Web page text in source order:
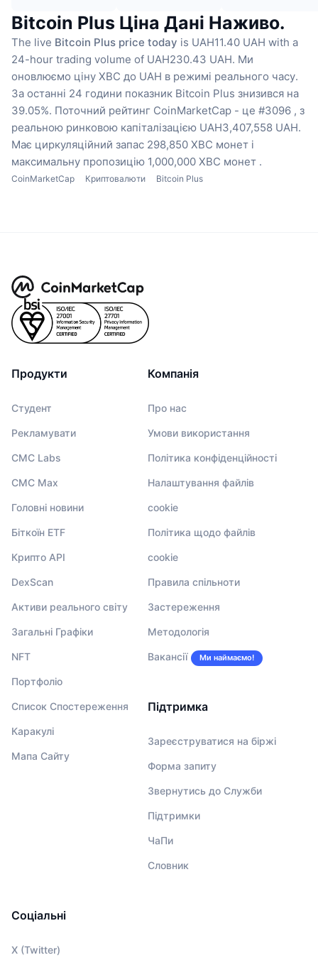
Bitcoin Plus Ціна Дані Наживо.
The live Bitcoin Plus price today is UAH11.40 UAH with a
24-hour trading volume of UAH230.43 UAH. Ми
оновлюємо ціну XBC до UAH в режимі реального часу.
За останні 24 години показник Bitcoin Plus знизився на
39.05%. Поточний рейтинг CoinMarketCap - це #3096 , з
реальною ринковою капіталізацією UAH3,407,558 UAH.
Має циркуляційний запас 298,850 XBC монет і
максимальну пропозицію 1,000,000 XBC монет .
CoinMarketCap Криптовалюти Bitcoin Plus
Продукти
Студент
Рекламувати
CMC Labs
CMC Max
Головні новини
Біткоїн ETF
Крипто API
DexScan
Активи реального світу
Загальні Графіки
NFT
Портфоліо
Список Спостереження
Каракулі
Мапа Сайту
Компанія
Про нас
Умови використання
Політика конфіденційності
Налаштування файлів
cookie
Політика щодо файлів
cookie
Правила спільноти
Застереження
Методологія
Вакансії Ми наймаємо!
Підтримка
Зареєструватися на біржі
Форма запиту
Звернутись до Служби
Підтримки
ЧаПи
Словник
Соціальні
X (Twitter)